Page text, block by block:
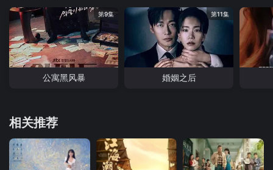
第9集
公寓黑风暴
第11集
婚姻之后
相关推荐